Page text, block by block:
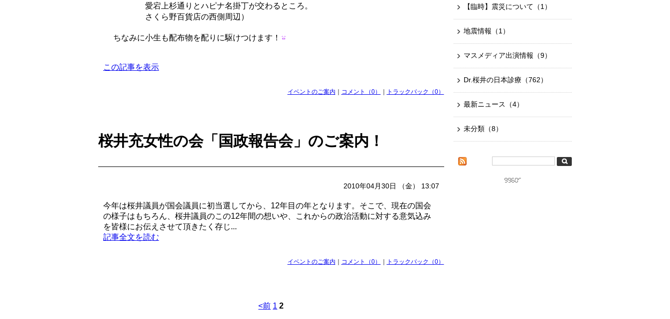
愛宕上杉通りとハピナ名掛丁が交わるところ。
さくら野百貨店の西側周辺）
ちなみに小生も配布物を配りに駆けつけます！
この記事を表示
イベントのご案内 コメント（0） トラックバック（0）
桜井充女性の会「国政報告会」のご案内！
2010年04月30日 （金） 13:07
今年は桜井議員が国会議員に初当選してから、12年目の年となります。そこで、現在の国会
の様子はもちろん、桜井議員のこの12年間の想いや、これからの政治活動に対する意気込み
を皆様にお伝えさせて頂きたく存じ...
記事全文を読む
イベントのご案内 コメント（0） トラックバック（0）
<前 1 2
【臨時】震災について （1）
地震情報 （1）
マスメディア出演情報 （9）
Dr.桜井の日本診療 （762）
最新ニュース （4）
未分類（8）